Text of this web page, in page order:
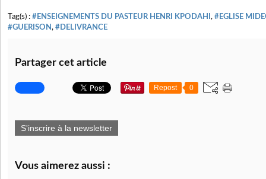
Tag(s) : #ENSEIGNEMENTS DU PASTEUR HENRI KPODAHI , #EGLISE
#GUERISON, #DELIVRANCE
Partager cet article
Repost 0
S'inscrire à la newsletter
Vous aimerez aussi :